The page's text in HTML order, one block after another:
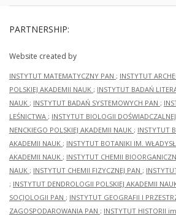
PARTNERSHIP:
Website created by
INSTYTUT MATEMATYCZNY PAN ; INSTYTUT
POLSKIEJ AKADEMII NAUK ; INSTYTUT BADAŃ
NAUK ; INSTYTUT BADAŃ SYSTEMOWYCH PAN ;
LEŚNICTWA ; INSTYTUT BIOLOGII
NENCKIEGO POLSKIEJ AKADEMII NAUK ; INSTYTUT
AKADEMII NAUK ; INSTYTUT BOTANIKI IM.
AKADEMII NAUK ; INSTYTUT CHEMII
NAUK ; INSTYTUT CHEMII FIZYCZNEJ PAN ;
; INSTYTUT DENDROLOGII POLSKIEJ AKADEMII
SOCJOLOGII PAN ; INSTYTUT GEOGRAFII I
ZAGOSPODAROWANIA PAN ; INSTYTUT HISTORII